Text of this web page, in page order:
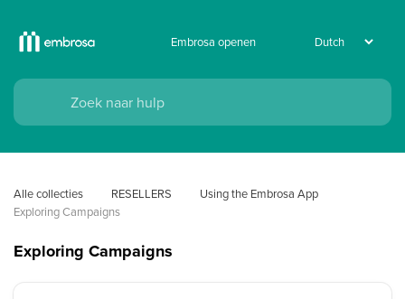
Embrosa openen
Alle collecties RESELLERS
Using the Embrosa App
Exploring Campaigns
Exploring Campaigns